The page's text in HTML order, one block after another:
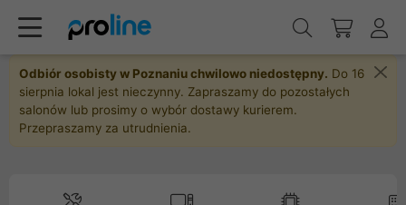
Odbiór osobisty w Poznaniu chwilowo niedostępny. Do 16
sierpnia lokal jest nieczynny. Zapraszamy do pozostałych
salonów lub prosimy o wybór dostawy kurierem.
Przepraszamy za utrudnienia.